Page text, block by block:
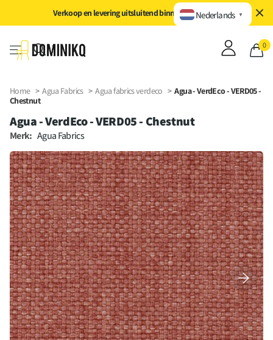
Verkoop en levering uitsluitend binnen de EU/EER
0
Home >Agua Fabrics >Agua fabrics verdeco >Agua - VerdEco - VERD05 -
Chestnut
Agua - VerdEco - VERD05 - Chestnut
Merk: Agua Fabrics
Nederlands ▼